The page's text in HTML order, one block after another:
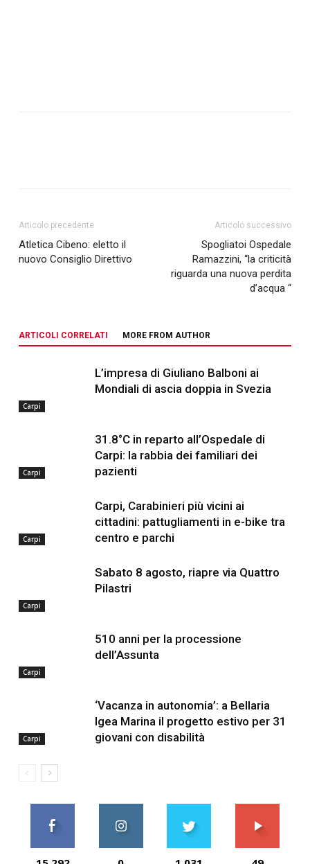
Articolo precedente
Atletica Cibeno: eletto il
nuovo Consiglio Direttivo
Articolo successivo
Spogliatoi Ospedale
Ramazzini, “la criticità
riguarda una nuova perdita
d’acqua “
ARTICOLI CORRELATI MORE FROM AUTHOR
Carpi
L’impresa di Giuliano Balboni ai
Mondiali di ascia doppia in Svezia
Carpi
31.8°C in reparto all’Ospedale di
Carpi: la rabbia dei familiari dei
pazienti
Carpi
Carpi, Carabinieri più vicini ai
cittadini: pattugliamenti in e-bike tra
centro e parchi
Carpi
Sabato 8 agosto, riapre via Quattro
Pilastri
Carpi
510 anni per la processione
dell’Assunta
Carpi
‘Vacanza in autonomia’: a Bellaria
Igea Marina il progetto estivo per 31
giovani con disabilità